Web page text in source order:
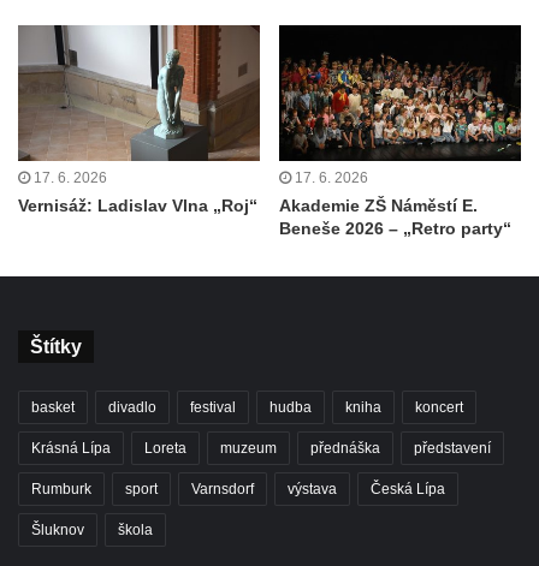
17. 6. 2026
Vernisáž: Ladislav Vlna „Roj“
17. 6. 2026
Akademie ZŠ Náměstí E.
Beneše 2026 – „Retro party“
Štítky
basket divadlo festival hudba kniha koncert
Krásná Lípa Loreta muzeum přednáška představení
Rumburk sport Varnsdorf výstava Česká Lípa
Šluknov škola